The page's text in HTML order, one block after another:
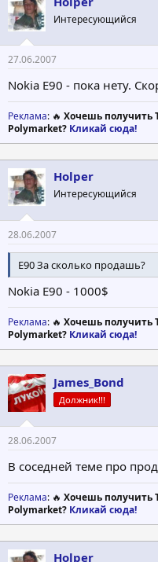
Время разговора 4 часа, 30
Время ожидания 300 часов
Интересующийся
27.06.2007
Nokia E90 - пока нету.
Реклама: 🔥 Хочешь получить
Polymarket? Кликай сюда!
Holper
Интересующийся
28.06.2007
E90 За сколько продашь?
Nokia E90 - 1000$
Реклама: 🔥 Хочешь получить
Polymarket? Кликай сюда!
James_Bond
Должник!!!
28.06.2007
В соседней теме про
Реклама: 🔥 Хочешь получить
Polymarket? Кликай сюда!
Holper